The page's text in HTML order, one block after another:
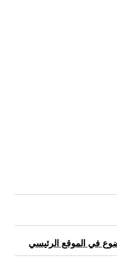
في الموقع الرئيسي